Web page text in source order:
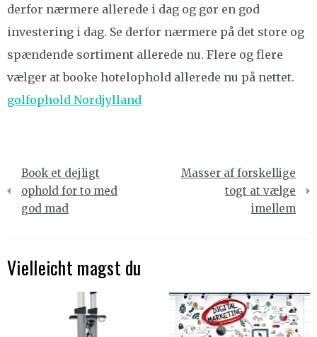
derfor nærmere allerede i dag og gør en god
investering i dag. Se derfor nærmere på det store og
spændende sortiment allerede nu. Flere og flere
vælger at booke hotelophold allerede nu på nettet.
golfophold Nordjylland
Indlægsnavigation
Book et dejligt
ophold for to med
god mad
Masser af forskellige
togt at vælge
imellem
Vielleicht magst du